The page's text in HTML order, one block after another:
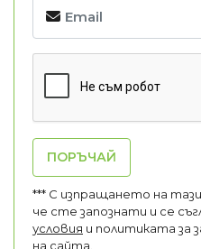
ПОРЪЧАЙ
*** С изпращането на
че сте запознати и се
условия и политиката за
на сайта.